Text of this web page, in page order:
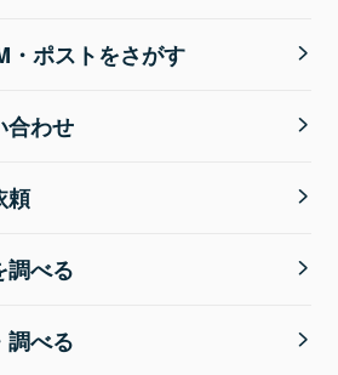
・ポストをさがす
合わせ
頼
調べる
調べる